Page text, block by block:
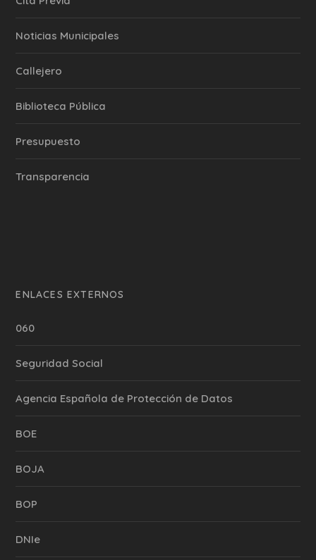
‎Noticias Municipales
Callejero
Biblioteca Pública
Presupuesto
Transparencia
ENLACES EXTERNOS
060
Seguridad Social
Agencia Española de Protección de Datos
BOE
BOJA
BOP
DNIe